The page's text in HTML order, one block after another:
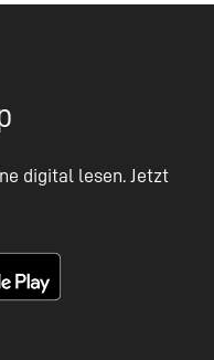
digital lesen. Jetzt